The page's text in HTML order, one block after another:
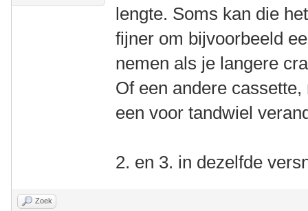
lengte. Soms kan die
fijner om bijvoorbeeld
nemen als je langere
Of een andere
een voor tandwiel
2. en 3. in dezelfde
Zoek